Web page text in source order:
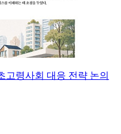
고령사회 대응 전략 논의